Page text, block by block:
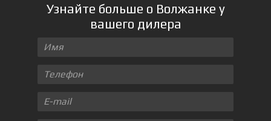
Узнайте больше о Волжанке у
вашего дилера